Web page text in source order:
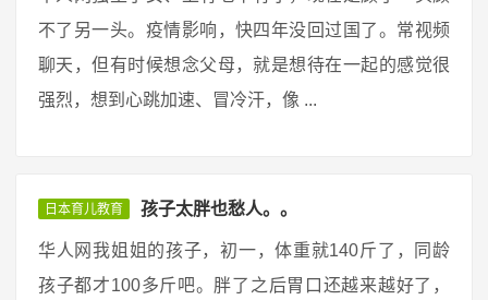
不了另一头。疫情影响，快四年没回过国了。常视频
聊天，但有时候想念父母，就是想待在一起的感觉很
强烈，想到心跳加速、冒冷汗，像 ...
日本育儿教育 孩子太胖也愁人。。
华人网我姐姐的孩子，初一，体重就140斤了，同龄
孩子都才100多斤吧。胖了之后胃口还越来越好了，